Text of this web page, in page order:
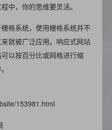
中，你的思维要灵活。
格系统，使用栅格系统并不
就被广泛应用。响应式网站
以按百分比或网格进行缩
153981.html